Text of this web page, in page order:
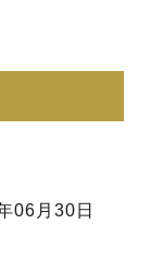
06月30日